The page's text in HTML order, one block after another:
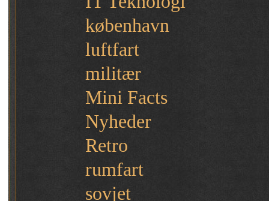
københavn
luftfart
militær
Mini Facts
Nyheder
Retro
rumfart
sovjet